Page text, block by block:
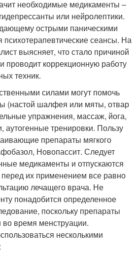
необходимые медикаменты –
или нейролептики.
острыми паническими
психотерапевтические сеансы. На
выясняет, что стало причиной
проводит коррекционную работу
техник.
силами могут помочь
(настой шалфея или мяты, отвар
упражнения, массаж, йога,
аутогенные тренировки. Пользу
препараты мягкого
Новопассит. Следует
медикаменты и отпускаются
перед их применением все равно
лечащего врача. Не
понадобится определенное
поскольку препараты
во время менструации.
несколькими